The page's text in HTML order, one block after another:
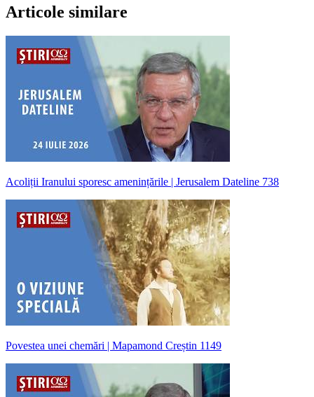
Articole similare
Acoliții Iranului sporesc amenințările | Jerusalem Dateline 738
Povestea unei chemări | Mapamond Creștin 1149